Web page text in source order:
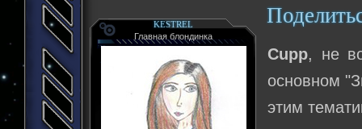
KESTREL
Главная блондинка
Cupp, не
основном
этим